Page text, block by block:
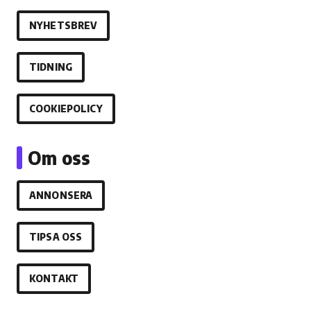
NYHETSBREV
TIDNING
COOKIEPOLICY
Om oss
ANNONSERA
TIPSA OSS
KONTAKT